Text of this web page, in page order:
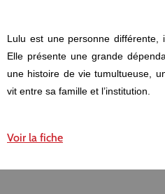
Lulu est une personne différente,
Elle présente une grande
une histoire de vie tumultueuse,
vit entre sa famille et l’institution.
Voir la fiche